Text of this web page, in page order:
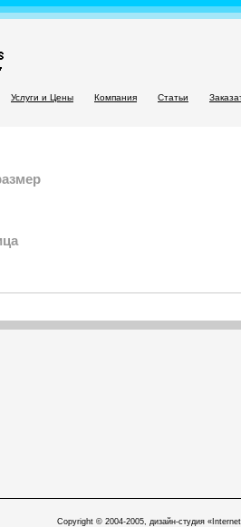
Услуги и Цены Компания Статьи
Copyright © 2004-2005, дизайн-студия